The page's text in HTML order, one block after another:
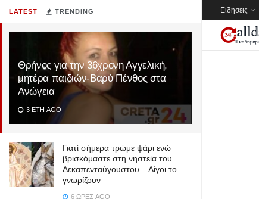
LATEST TRENDING
Θρήνος για την 36χρονη Αγγελική,
μητέρα παιδιών-Βαρύ Πένθος στα
Ανώγεια
3 ΈΤΗ AGO
Γιατί σήμερα τρώμε ψάρι ενώ
βρισκόμαστε στη νηστεία του
Δεκαπενταύγουστου – Λίγοι το
γνωρίζουν
6 ΏΡΕΣ AGO
Ειδήσεις